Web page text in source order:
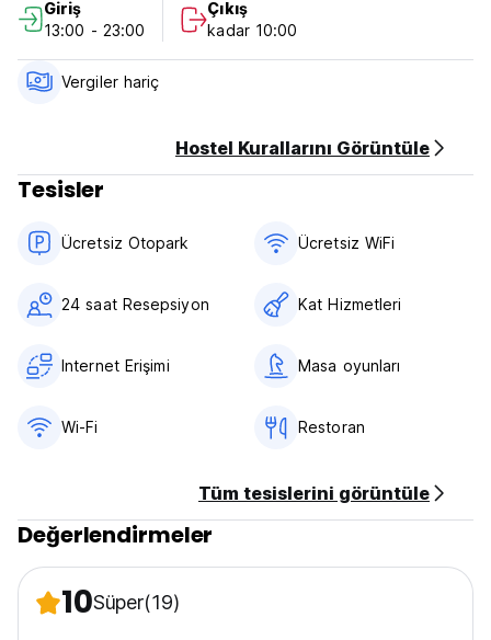
En yakın havaalanı olan Pantnagar Havaalanı, konaklama
birimine 70 kilometre mesafededir. (Auto-translated from
original language)
Giriş
13:00 - 23:00
Çıkış
kadar 10:00
Vergiler hariç
Hostel Kurallarını Görüntüle
Tesisler
Ücretsiz Otopark Ücretsiz WiFi
24 saat Resepsiyon Kat Hizmetleri
Internet Erişimi Masa oyunları
Wi-Fi Restoran
Tüm tesislerini görüntüle
Değerlendirmeler
10Süper(19)